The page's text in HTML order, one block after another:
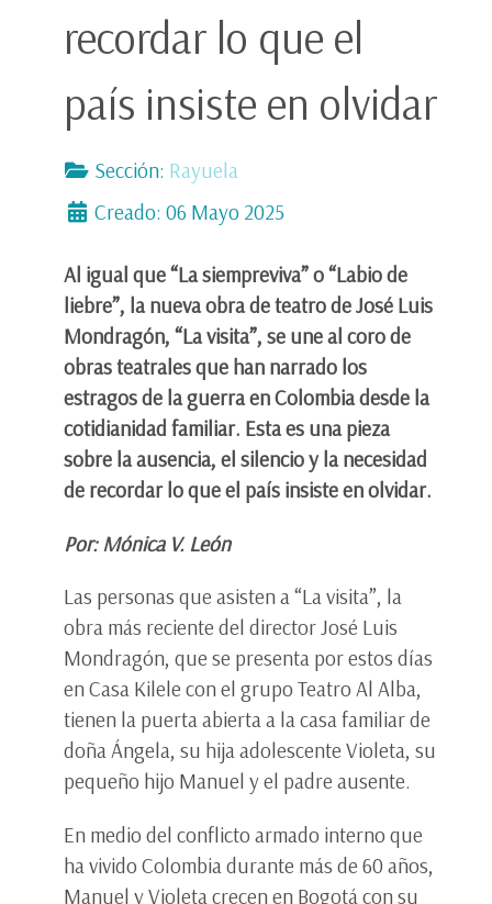
recordar lo que el
país insiste en olvidar
Sección: Rayuela
Creado: 06 Mayo 2025
Al igual que “La siempreviva” o “Labio de
liebre”, la nueva obra de teatro de José Luis
Mondragón, “La visita”, se une al coro de
obras teatrales que han narrado los
estragos de la guerra en Colombia desde la
cotidianidad familiar. Esta es una pieza
sobre la ausencia, el silencio y la necesidad
de recordar lo que el país insiste en olvidar.
Por: Mónica V. León
Las personas que asisten a “La visita”, la
obra más reciente del director José Luis
Mondragón, que se presenta por estos días
en Casa Kilele con el grupo Teatro Al Alba,
tienen la puerta abierta a la casa familiar de
doña Ángela, su hija adolescente Violeta, su
pequeño hijo Manuel y el padre ausente.
En medio del conflicto armado interno que
ha vivido Colombia durante más de 60 años,
Manuel y Violeta crecen en Bogotá con su